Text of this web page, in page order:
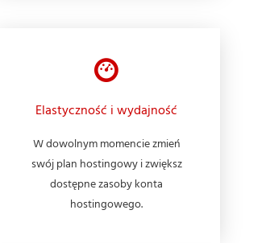
Elastyczność i wydajność
W dowolnym momencie zmień
swój plan hostingowy i zwiększ
dostępne zasoby konta
hostingowego.